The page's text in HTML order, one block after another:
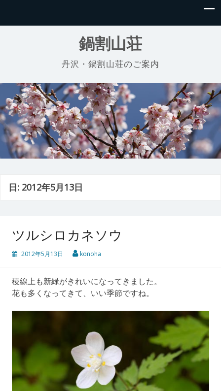
鍋割山荘
丹沢・鍋割山荘のご案内
日: 2012年5月13日
ツルシロカネソウ
2012年5月13日 konoha
稜線上も新緑がきれいになってきました。
花も多くなってきて、いい季節ですね。